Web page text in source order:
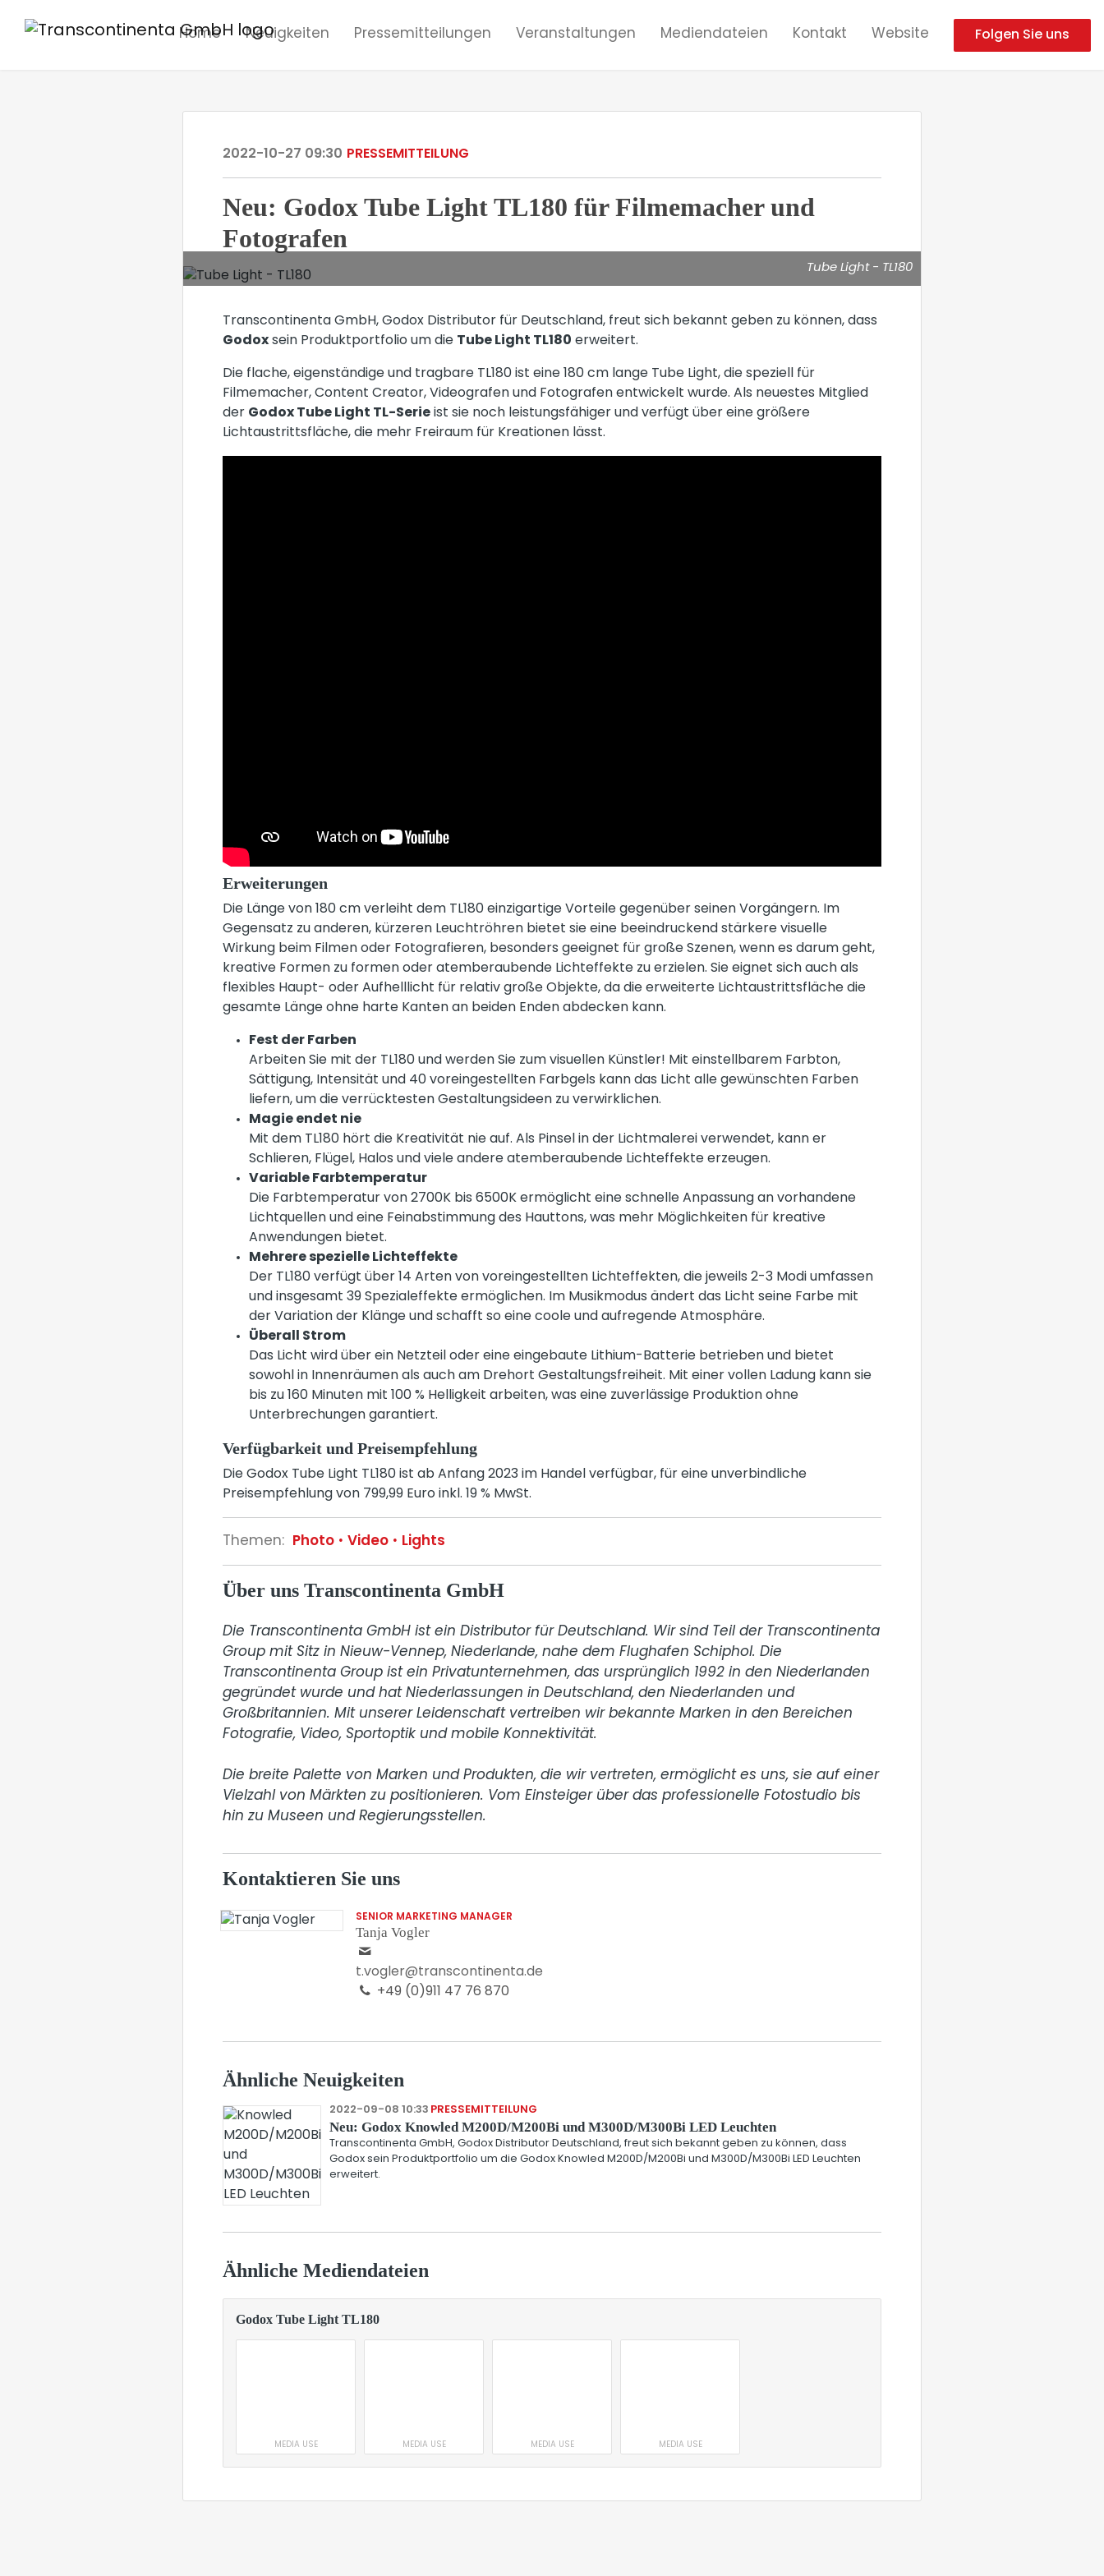
Home Neuigkeiten Pressemitteilungen Veranstaltungen Mediendateien Kontakt Website Folgen Sie uns
2022-10-27 09:30 PRESSEMITTEILUNG
Neu: Godox Tube Light TL180 für Filmemacher und
Fotografen
Tube Light - TL180
Transcontinenta GmbH, Godox Distributor für Deutschland, freut sich bekannt geben zu können, dass
Godox sein Produktportfolio um die Tube Light TL180 erweitert.
Die flache, eigenständige und tragbare TL180 ist eine 180 cm lange Tube Light, die speziell für
Filmemacher, Content Creator, Videografen und Fotografen entwickelt wurde. Als neuestes Mitglied
der Godox Tube Light TL-Serie ist sie noch leistungsfähiger und verfügt über eine größere
Lichtaustrittsfläche, die mehr Freiraum für Kreationen lässt.
Erweiterungen
Die Länge von 180 cm verleiht dem TL180 einzigartige Vorteile gegenüber seinen Vorgängern. Im
Gegensatz zu anderen, kürzeren Leuchtröhren bietet sie eine beeindruckend stärkere visuelle
Wirkung beim Filmen oder Fotografieren, besonders geeignet für große Szenen, wenn es darum geht,
kreative Formen zu formen oder atemberaubende Lichteffekte zu erzielen. Sie eignet sich auch als
flexibles Haupt- oder Aufhelllicht für relativ große Objekte, da die erweiterte Lichtaustrittsfläche die
gesamte Länge ohne harte Kanten an beiden Enden abdecken kann.
Fest der Farben
Arbeiten Sie mit der TL180 und werden Sie zum visuellen Künstler! Mit einstellbarem Farbton,
Sättigung, Intensität und 40 voreingestellten Farbgels kann das Licht alle gewünschten Farben
liefern, um die verrücktesten Gestaltungsideen zu verwirklichen.
Magie endet nie
Mit dem TL180 hört die Kreativität nie auf. Als Pinsel in der Lichtmalerei verwendet, kann er
Schlieren, Flügel, Halos und viele andere atemberaubende Lichteffekte erzeugen.
Variable Farbtemperatur
Die Farbtemperatur von 2700K bis 6500K ermöglicht eine schnelle Anpassung an vorhandene
Lichtquellen und eine Feinabstimmung des Hauttons, was mehr Möglichkeiten für kreative
Anwendungen bietet.
Mehrere spezielle Lichteffekte
Der TL180 verfügt über 14 Arten von voreingestellten Lichteffekten, die jeweils 2-3 Modi umfassen
und insgesamt 39 Spezialeffekte ermöglichen. Im Musikmodus ändert das Licht seine Farbe mit
der Variation der Klänge und schafft so eine coole und aufregende Atmosphäre.
Überall Strom
Das Licht wird über ein Netzteil oder eine eingebaute Lithium-Batterie betrieben und bietet
sowohl in Innenräumen als auch am Drehort Gestaltungsfreiheit. Mit einer vollen Ladung kann sie
bis zu 160 Minuten mit 100 % Helligkeit arbeiten, was eine zuverlässige Produktion ohne
Unterbrechungen garantiert.
Verfügbarkeit und Preisempfehlung
Die Godox Tube Light TL180 ist ab Anfang 2023 im Handel verfügbar, für eine unverbindliche
Preisempfehlung von 799,99 Euro inkl. 19 % MwSt.
Themen: Photo Video Lights
Über uns Transcontinenta GmbH
Die Transcontinenta GmbH ist ein Distributor für Deutschland. Wir sind Teil der Transcontinenta
Group mit Sitz in Nieuw-Vennep, Niederlande, nahe dem Flughafen Schiphol. Die
Transcontinenta Group ist ein Privatunternehmen, das ursprünglich 1992 in den Niederlanden
gegründet wurde und hat Niederlassungen in Deutschland, den Niederlanden und
Großbritannien. Mit unserer Leidenschaft vertreiben wir bekannte Marken in den Bereichen
Fotografie, Video, Sportoptik und mobile Konnektivität.
Die breite Palette von Marken und Produkten, die wir vertreten, ermöglicht es uns, sie auf einer
Vielzahl von Märkten zu positionieren. Vom Einsteiger über das professionelle Fotostudio bis
Kontaktieren Sie uns
SENIOR MARKETING MANAGER
Tanja Vogler
t.vogler@transcontinenta.de
+49 (0)911 47 76 870
Ähnliche Neuigkeiten
2022-09-08 10:33 PRESSEMITTEILUNG
Neu: Godox Knowled M200D/M200Bi und M300D/M300Bi LED Leuchten
Transcontinenta GmbH, Godox Distributor Deutschland, freut sich bekannt geben zu können, dass
Godox sein Produktportfolio um die Godox Knowled M200D/M200Bi und M300D/M300Bi LED Leuchten
erweitert.
Ähnliche Mediendateien
Godox Tube Light TL180
MEDIA USE MEDIA USE MEDIA USE MEDIA USE